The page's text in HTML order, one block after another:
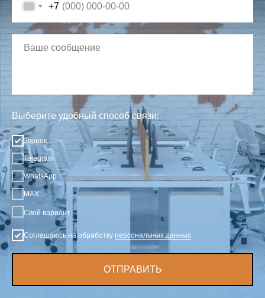
+7
Выберите удобный способ связи:
Звонок
Telegram
WhatsApp
MAX
Свой вариант
Соглашаюсь на обработку персональных данных
ОТПРАВИТЬ